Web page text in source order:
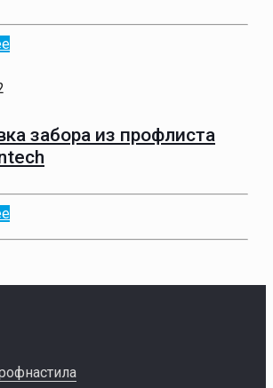
забора из профлиста